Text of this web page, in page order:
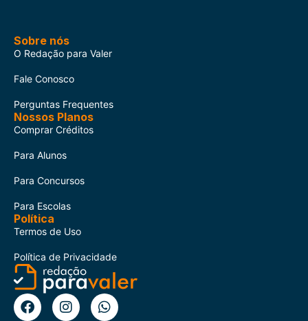
Sobre nós
O Redação para Valer
Fale Conosco
Perguntas Frequentes
Nossos Planos
Comprar Créditos
Para Alunos
Para Concursos
Para Escolas
Política
Termos de Uso
Política de Privacidade